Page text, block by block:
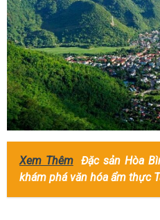
Xem Thêm
Đặc sản Hòa
khám phá văn hóa ẩm thực